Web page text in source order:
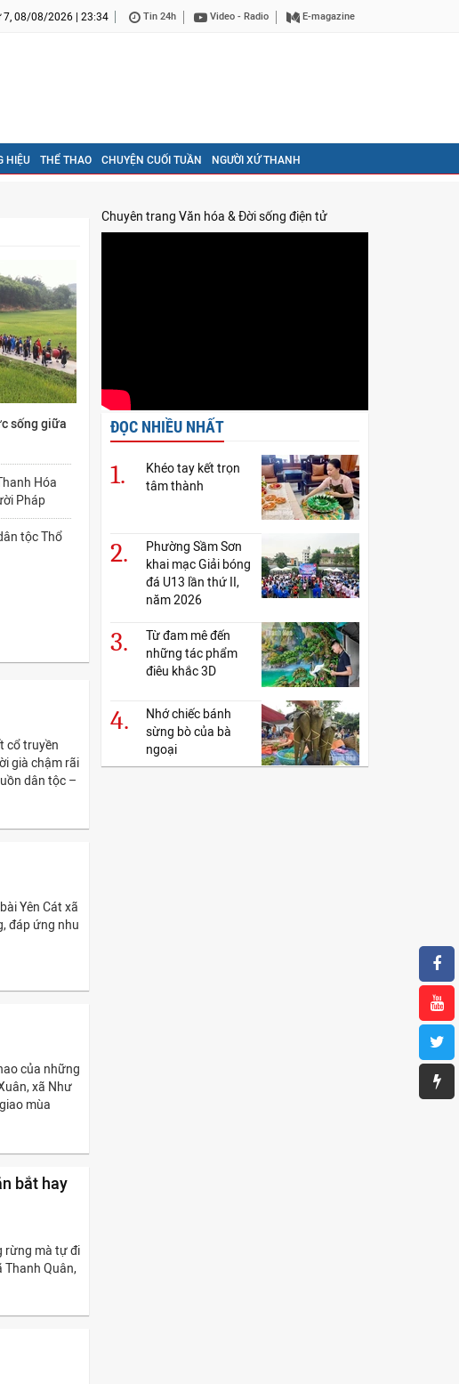
7, 08/08/2026 | 23:34 Tin 24h Video - Radio E-magazine
HIỆU THỂ THAO CHUYỆN CUỐI TUẦN NGƯỜI XỨ THANH
sống giữa
Hóa
Pháp
tộc Thổ
cổ truyền
già chậm rãi
dân tộc –
Yên Cát xã
đáp ứng nhu
của những
xã Như
mùa
bắt hay
rừng mà tự đi
Thanh Quân,
Chuyên trang Văn hóa & Đời sống điện tử
ĐỌC NHIỀU NHẤT
1.
Khéo tay kết trọn
tâm thành
2.
Phường Sầm Sơn
khai mạc Giải bóng
đá U13 lần thứ II,
năm 2026
3.
Từ đam mê đến
những tác phẩm
điêu khắc 3D
4.
Nhớ chiếc bánh
sừng bò của bà
ngoại